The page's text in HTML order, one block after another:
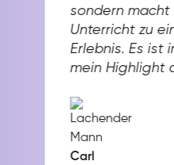
sondern macht
Unterricht zu
Erlebnis. Es ist
mein Highlight
Carl